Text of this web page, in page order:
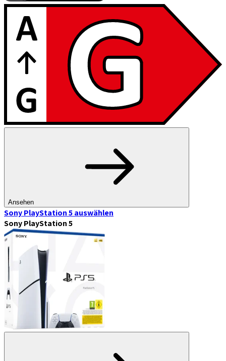
Ansehen
Sony PlayStation 5auswählen
Sony PlayStation 5